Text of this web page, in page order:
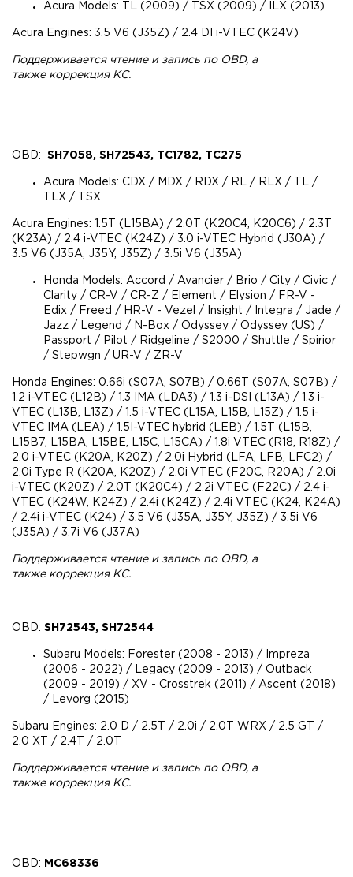
Acura Models: TL (2009) / TSX (2009) / ILX (2013)
Acura Engines: 3.5 V6 (J35Z) / 2.4 DI i-VTEC (K24V)
Поддерживается чтение и запись по OBD, а
также коррекция КС.
OBD: SH7058, SH72543, TC1782, TC275
Acura Models: CDX / MDX / RDX / RL / RLX / TL /
TLX / TSX
Acura Engines: 1.5T (L15BA) / 2.0T (K20C4, K20C6) / 2.3T
(K23A) / 2.4 i-VTEC (K24Z) / 3.0 i-VTEC Hybrid (J30A) /
3.5 V6 (J35A, J35Y, J35Z) / 3.5i V6 (J35A)
Honda Models: Accord / Avancier / Brio / City / Civic /
Clarity / CR-V / CR-Z / Element / Elysion / FR-V -
Edix / Freed / HR-V - Vezel / Insight / Integra / Jade /
Jazz / Legend / N-Box / Odyssey / Odyssey (US) /
Passport / Pilot / Ridgeline / S2000 / Shuttle / Spirior
/ Stepwgn / UR-V / ZR-V
Honda Engines: 0.66i (S07A, S07B) / 0.66T (S07A, S07B) /
1.2 i-VTEC (L12B) / 1.3 IMA (LDA3) / 1.3 i-DSI (L13A) / 1.3 i-
VTEC (L13B, L13Z) / 1.5 i-VTEC (L15A, L15B, L15Z) / 1.5 i-
VTEC IMA (LEA) / 1.5I-VTEC hybrid (LEB) / 1.5T (L15B,
L15B7, L15BA, L15BE, L15C, L15CA) / 1.8i VTEC (R18, R18Z) /
2.0 i-VTEC (K20A, K20Z) / 2.0i Hybrid (LFA, LFB, LFC2) /
2.0i Type R (K20A, K20Z) / 2.0i VTEC (F20C, R20A) / 2.0i
i-VTEC (K20Z) / 2.0T (K20C4) / 2.2i VTEC (F22C) / 2.4 i-
VTEC (K24W, K24Z) / 2.4i (K24Z) / 2.4i VTEC (K24, K24A)
/ 2.4i i-VTEC (K24) / 3.5 V6 (J35A, J35Y, J35Z) / 3.5i V6
(J35A) / 3.7i V6 (J37A)
Поддерживается чтение и запись по OBD, а
также коррекция КС.
OBD: SH72543, SH72544
Subaru Models: Forester (2008 - 2013) / Impreza
(2006 - 2022) / Legacy (2009 - 2013) / Outback
(2009 - 2019) / XV - Crosstrek (2011) / Ascent (2018)
/ Levorg (2015)
Subaru Engines: 2.0 D / 2.5T / 2.0i / 2.0T WRX / 2.5 GT /
2.0 XT / 2.4T / 2.0T
Поддерживается чтение и запись по OBD, а
также коррекция КС.
OBD: MC68336